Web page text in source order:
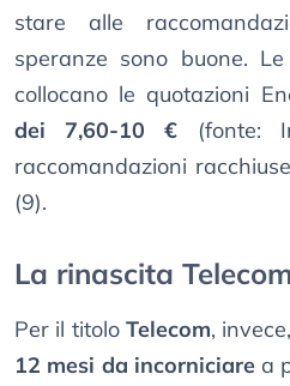
stare alle
speranze sono buone. Le
collocano le quotazioni
dei 7,60-10 € (fonte:
raccomandazioni
(9).
La rinascita Telecom
Per il titolo Telecom,
12 mesi da incorniciarea